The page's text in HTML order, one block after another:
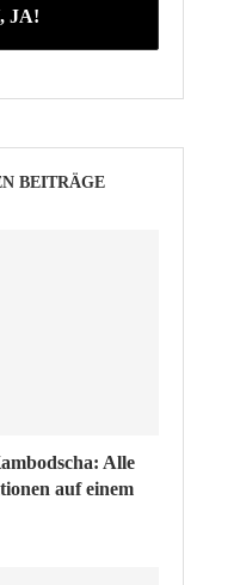
BEITRÄGE
Alle
auf einem